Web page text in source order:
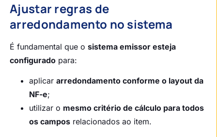
Ajustar regras de
arredondamento no sistema
É fundamental que o sistema emissor esteja
configurado para:
aplicar arredondamento conforme o layout da
NF-e;
utilizar o mesmo critério de cálculo para todos
os campos relacionados ao item.